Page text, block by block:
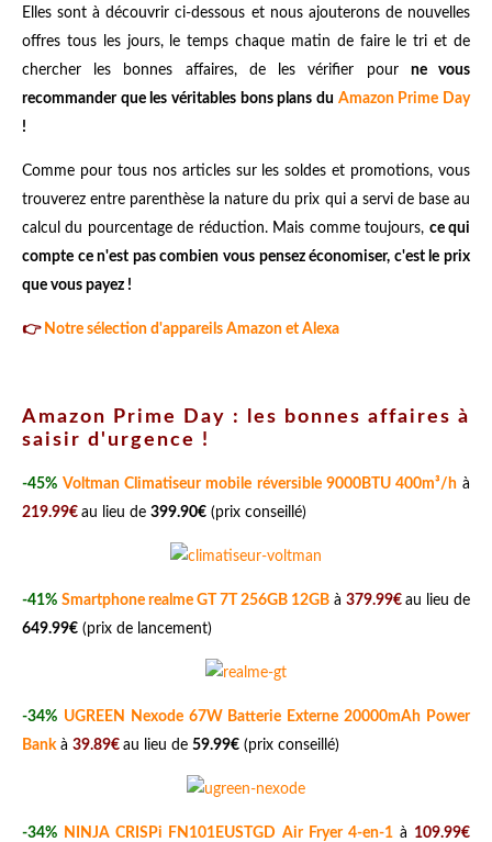
Elles sont à découvrir ci-dessous et nous ajouterons de nouvelles
offres tous les jours, le temps chaque matin de faire le tri et de
chercher les bonnes affaires, de les vérifier pour ne vous
recommander que les véritables bons plans du Amazon Prime Day
!
Comme pour tous nos articles sur les soldes et promotions, vous
trouverez entre parenthèse la nature du prix qui a servi de base au
calcul du pourcentage de réduction. Mais comme toujours, ce qui
compte ce n'est pas combien vous pensez économiser, c'est le prix
que vous payez !
👉 Notre sélection d'appareils Amazon et Alexa
Amazon Prime Day : les bonnes affaires à
saisir d'urgence !
-45% Voltman Climatiseur mobile réversible 9000BTU 400m³/hà
219.99€ au lieu de 399.90€ (prix conseillé)
-41% Smartphone realme GT 7T 256GB 12GB à 379.99€ au lieu de
649.99€ (prix de lancement)
-34% UGREEN Nexode 67W Batterie Externe 20000mAh Power
Bankà 39.89€ au lieu de 59.99€ (prix conseillé)
-34% NINJA CRISPi FN101EUSTGD Air Fryer 4-en-1à 109.99€